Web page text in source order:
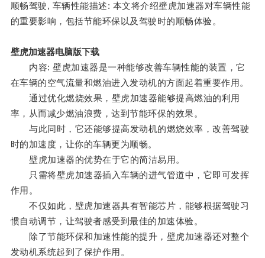
顺畅驾驶, 车辆性能描述: 本文将介绍壁虎加速器对车辆性能
的重要影响，包括节能环保以及驾驶时的顺畅体验。
壁虎加速器电脑版下载
内容: 壁虎加速器是一种能够改善车辆性能的装置，它
在车辆的空气流量和燃油进入发动机的方面起着重要作用。
通过优化燃烧效果，壁虎加速器能够提高燃油的利用
率，从而减少燃油浪费，达到节能环保的效果。
与此同时，它还能够提高发动机的燃烧效率，改善驾驶
时的加速度，让你的车辆更为顺畅。
壁虎加速器的优势在于它的简洁易用。
只需将壁虎加速器插入车辆的进气管道中，它即可发挥
作用。
不仅如此，壁虎加速器具有智能芯片，能够根据驾驶习
惯自动调节，让驾驶者感受到最佳的加速体验。
除了节能环保和加速性能的提升，壁虎加速器还对整个
发动机系统起到了保护作用。